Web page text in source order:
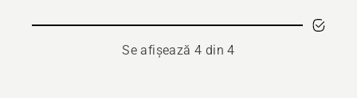
Oil
Se afișează 4 din 4